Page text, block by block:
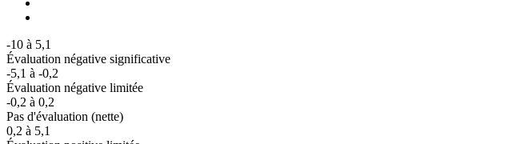
-10 à 5,1
Évaluation négative significative
-5,1 à -0,2
Évaluation négative limitée
-0,2 à 0,2
Pas d'évaluation (nette)
0,2 à 5,1